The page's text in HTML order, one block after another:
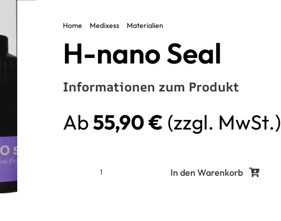
Home Medixess Materialien
H-nano Seal
Informationen zum Produkt
Ab55,90€ (zzgl. MwSt.)
H-
In den Warenkorb